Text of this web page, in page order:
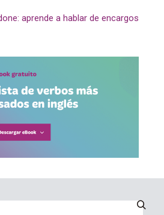
aprende a hablar de encargos